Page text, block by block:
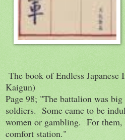
The book of Endless
Kaigun)
Page 98; "The battalion was
soldiers. Some came to be
women or gambling. For
comfort station."